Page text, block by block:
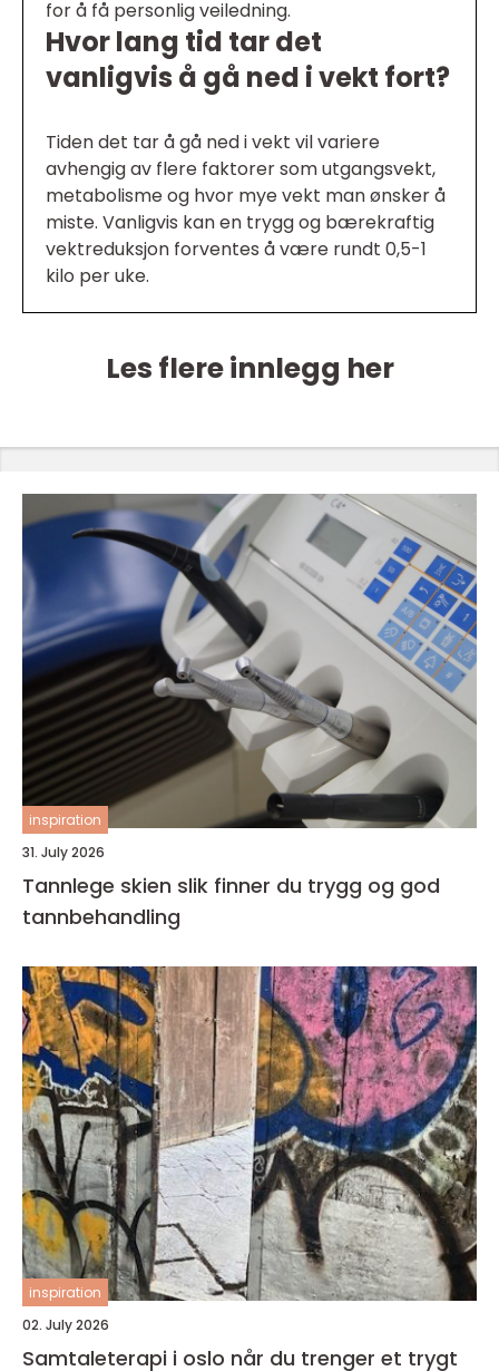
for å få personlig veiledning.
Hvor lang tid tar det
vanligvis å gå ned i vekt fort?
Tiden det tar å gå ned i vekt vil variere
avhengig av flere faktorer som utgangsvekt,
metabolisme og hvor mye vekt man ønsker å
miste. Vanligvis kan en trygg og bærekraftig
vektreduksjon forventes å være rundt 0,5-1
kilo per uke.
Les flere innlegg her
inspiration
31. July 2026
Tannlege skien slik finner du trygg og god
tannbehandling
inspiration
02. July 2026
Samtaleterapi i oslo når du trenger et trygt